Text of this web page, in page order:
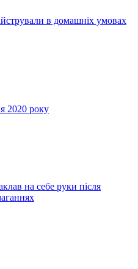
в домашніх умовах
2020 року
на себе руки після